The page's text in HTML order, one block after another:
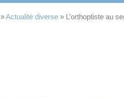
»Actualité diverse » L’orthoptiste au